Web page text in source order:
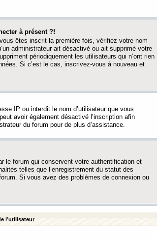
à présent ?!
êtes inscrit la première fois, vérifiez votre nom
administrateur ait désactivé ou ait supprimé votre
périodiquement les utilisateurs qui n’ont rien
Si c’est le cas, inscrivez-vous à nouveau et
IP ou interdit le nom d’utilisateur que vous
avoir également désactivé l’inscription afin
du forum pour de plus d’assistance.
le forum qui conservent votre authentification et
telles que l’enregistrement du statut des
Si vous avez des problèmes de connexion ou
l’utilisateur